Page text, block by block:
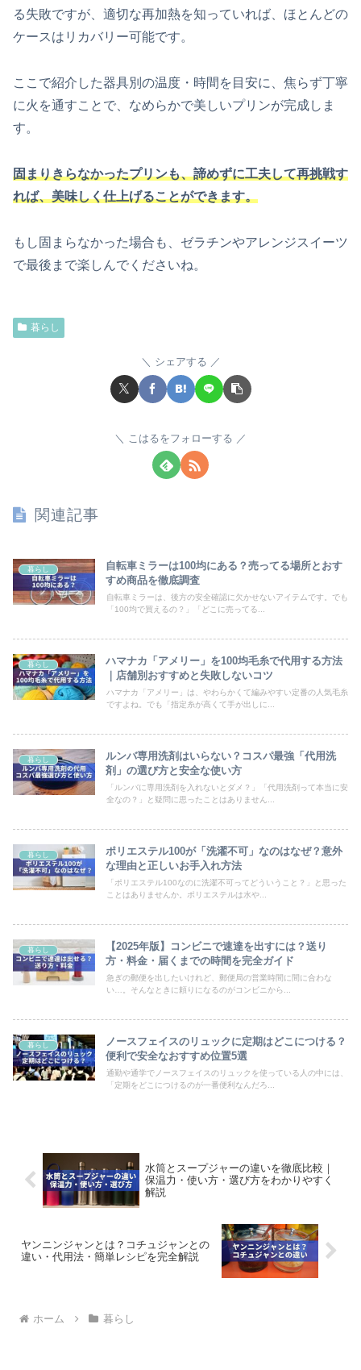
る失敗ですが、適切な再加熱を知っていれば、ほとんどの
ケースはリカバリー可能です。
ここで紹介した器具別の温度・時間を目安に、焦らず丁寧
に火を通すことで、なめらかで美しいプリンが完成しま
す。
固まりきらなかったプリンも、諦めずに工夫して再挑戦す
れば、美味しく仕上げることができます。
もし固まらなかった場合も、ゼラチンやアレンジスイーツ
で最後まで楽しんでくださいね。
暮らし
シェアする
こはるをフォローする
関連記事
暮らし
自転車ミラーは100均にある？売ってる場所とおす
すめ商品を徹底調査
自転車ミラーは、後方の安全確認に欠かせないアイテムです。でも
「100均で買えるの？」「どこに売ってる...
暮らし
ハマナカ「アメリー」を100均毛糸で代用する方法
｜店舗別おすすめと失敗しないコツ
ハマナカ「アメリー」は、やわらかくて編みやすい定番の人気毛糸
ですよね。でも「指定糸が高くて手が出しに...
暮らし
ルンバ専用洗剤はいらない？コスパ最強「代用洗
剤」の選び方と安全な使い方
「ルンバに専用洗剤を入れないとダメ？」「代用洗剤って本当に安
全なの？」と疑問に思ったことはありません...
暮らし
ポリエステル100が「洗濯不可」なのはなぜ？意外
な理由と正しいお手入れ方法
「ポリエステル100なのに洗濯不可ってどういうこと？」と思った
ことはありませんか。ポリエステルは水や...
暮らし
【2025年版】コンビニで速達を出すには？送り
方・料金・届くまでの時間を完全ガイド
急ぎの郵便を出したいけれど、郵便局の営業時間に間に合わな
い…。そんなときに頼りになるのがコンビニから...
暮らし
ノースフェイスのリュックに定期はどこにつける？
便利で安全なおすすめ位置5選
通勤や通学でノースフェイスのリュックを使っている人の中には、
「定期をどこにつけるのが一番便利なんだろ...
水筒とスープジャーの違いを徹底比較｜
保温力・使い方・選び方をわかりやすく
解説
ヤンニンジャンとは？コチュジャンとの
違い・代用法・簡単レシピを完全解説
ホーム 暮らし